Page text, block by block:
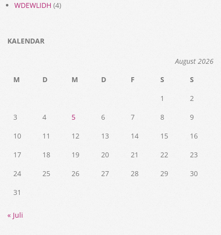
WDEWLIDH (4)
KALENDAR
August 2026
M
D M D F S
S
1
2
3
4 5 6 7 8
9
10
11 12 13 14 15
16
17
18 19 20 21 22
23
24
25 26 27 28 29
30
31
« Juli